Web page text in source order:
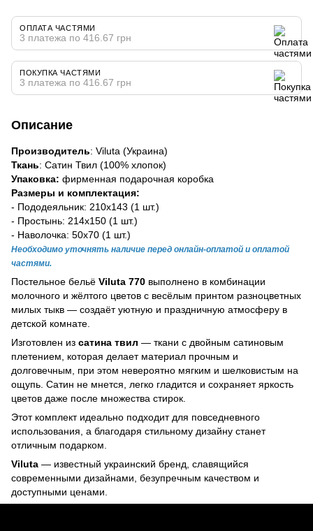
ОПЛАТА ЧАСТЯМИ
3 платежа по 416.67 грн
ПОКУПКА ЧАСТЯМИ
3 платежа по 416.67 грн
Описание
Производитель: Viluta (Украина)
Ткань: Сатин Твил (100% хлопок)
Упаковка: фирменная подарочная коробка
Размеры и комплектация:
- Пододеяльник: 210х143 (1 шт.)
- Простынь: 214х150 (1 шт.)
- Наволочка: 50х70 (1 шт.)
Необходимо уточнять наличие перед онлайн-оплатой и оплатой
частями.
Постельное бельё Viluta 770 выполнено в комбинации
молочного и жёлтого цветов с весёлым принтом разноцветных
милых тыкв — создаёт уютную и праздничную атмосферу в
детской комнате.
Изготовлен из сатина твил — ткани с двойным сатиновым
плетением, которая делает материал прочным и
долговечным, при этом невероятно мягким и шелковистым на
ощупь. Сатин не мнется, легко гладится и сохраняет яркость
цветов даже после множества стирок.
Этот комплект идеально подходит для повседневного
использования, а благодаря стильному дизайну станет
отличным подарком.
Viluta — известный украинский бренд, славящийся
современными дизайнами, безупречным качеством и
доступными ценами.